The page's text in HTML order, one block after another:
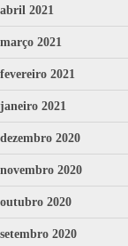
abril 2021
março 2021
fevereiro 2021
janeiro 2021
dezembro 2020
novembro 2020
outubro 2020
setembro 2020